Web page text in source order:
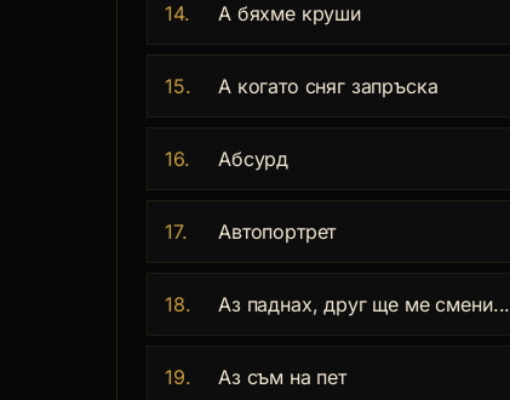
14. А бяхме круши
15. А когато сняг запръска
16. Абсурд
17. Автопортрет
18. Аз паднах, друг ще ме смени...
19. Аз съм на пет